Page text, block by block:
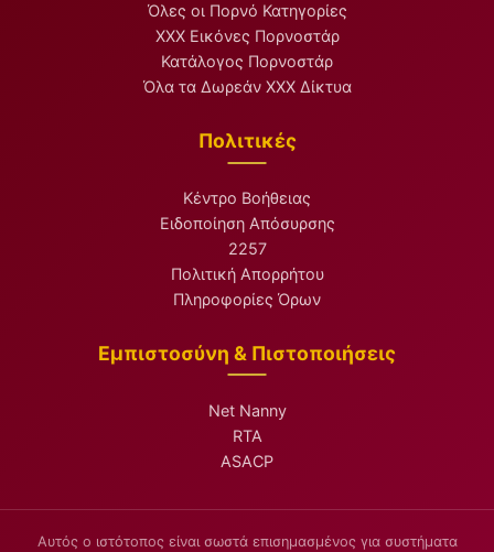
Όλες οι Πορνό Κατηγορίες
XXX Εικόνες Πορνοστάρ
Κατάλογος Πορνοστάρ
Όλα τα Δωρεάν XXX Δίκτυα
Πολιτικές
Κέντρο Βοήθειας
Ειδοποίηση Απόσυρσης
2257
Πολιτική Απορρήτου
Πληροφορίες Όρων
Εμπιστοσύνη & Πιστοποιήσεις
Net Nanny
RTA
ASACP
Αυτός ο ιστότοπος είναι σωστά επισημασμένος για συστήματα